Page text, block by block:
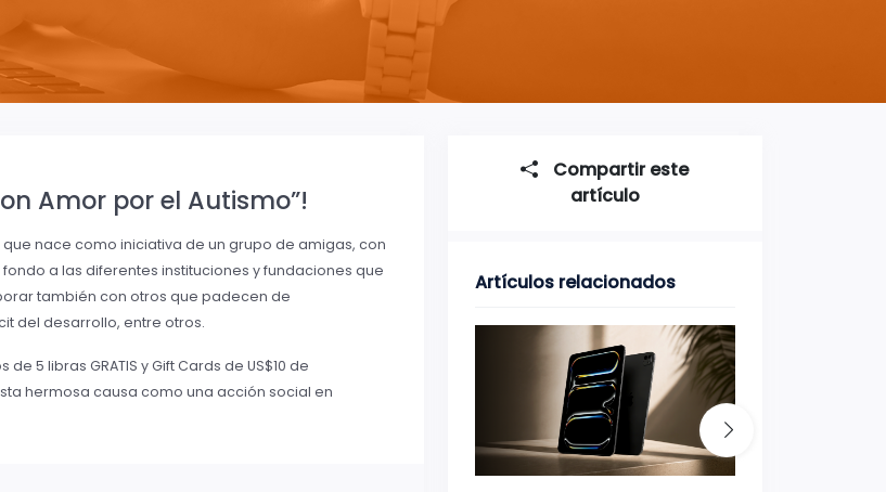
Amor por el Autismo”!
que nace como iniciativa de un grupo de amigas, con
a las diferentes instituciones y fundaciones que
también con otros que padecen de
del desarrollo, entre otros.
5 libras GRATIS y Gift Cards de US$10 de
hermosa causa como una acción social en
Compartir este
artículo
Artículos relacionados